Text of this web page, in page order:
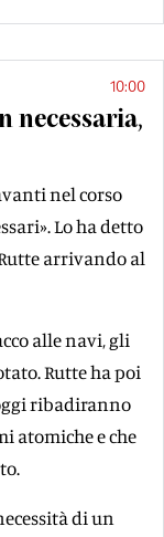
10:00
necessaria,
nel corso
Lo ha detto
arrivando al
alle navi, gli
Rutte ha poi
ribadiranno
atomiche e che
di un